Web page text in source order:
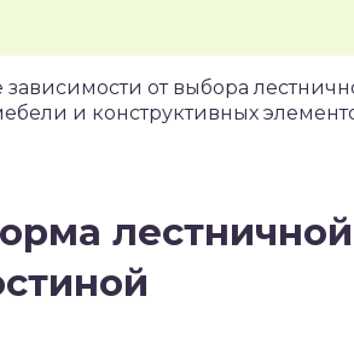
зависимости от выбора
и конструктивных